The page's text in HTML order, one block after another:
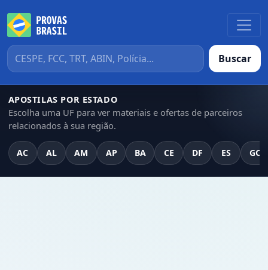
Buscar
APOSTILAS POR ESTADO
Escolha uma UF para ver materiais e ofertas de parceiros
relacionados à sua região.
AC AL AM AP BA CE DF ES GO